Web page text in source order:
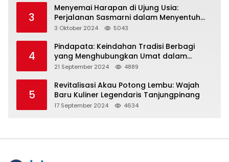
3
Menyemai Harapan di Ujung Usia:
Perjalanan Sasmarni dalam Menyentuh
Hati dan Jiwa
3 Oktober 2024 5043
4
Pindapata: Keindahan Tradisi Berbagi
yang Menghubungkan Umat dalam
Spiritualitas dan Kebersamaan dalam
21 September 2024 4889
5
Revitalisasi Akau Potong Lembu: Wajah
Baru Kuliner Legendaris Tanjungpinang
17 September 2024 4634